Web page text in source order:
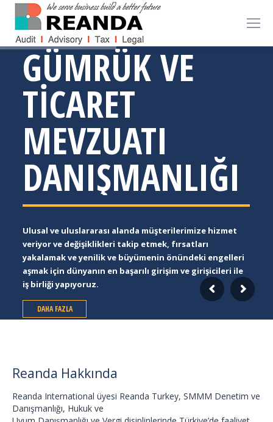
Reanda Hakkında
Reanda International üyesi Reanda Turkey, SMMM Denetim ve
Danışmanlığı, Hukuk ve